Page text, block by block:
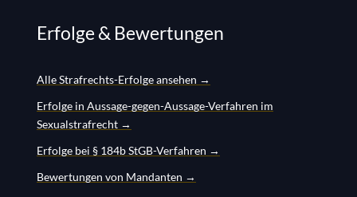
Erfolge & Bewertungen
Alle Strafrechts-Erfolge ansehen →
Erfolge in Aussage-gegen-Aussage-Verfahren im
Sexualstrafrecht →
Erfolge bei § 184b StGB-Verfahren →
Bewertungen von Mandanten →